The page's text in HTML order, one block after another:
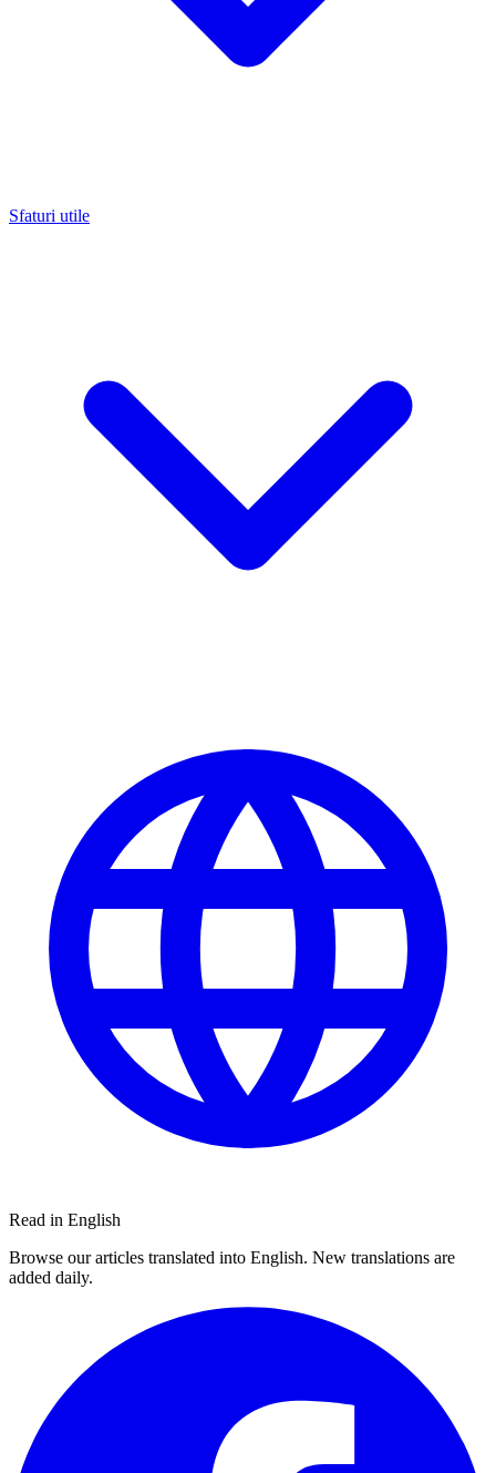
Sfaturi utile
Read in English
Browse our articles translated into English. New translations are
added daily.